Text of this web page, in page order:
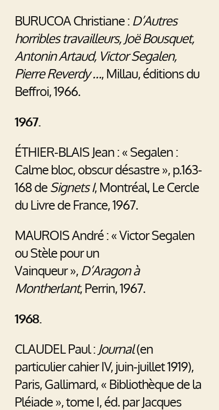
BURUCOA Christiane : D’Autres
horribles travailleurs, Joë Bousquet,
Antonin Artaud, Victor Segalen,
Pierre Reverdy …, Millau, éditions du
Beffroi, 1966.
1967.
ÉTHIER-BLAIS Jean : « Segalen :
Calme bloc, obscur désastre », p.163-
168 de Signets I, Montréal, Le Cercle
du Livre de France, 1967.
MAUROIS André : « Victor Segalen
ou Stèle pour un
Vainqueur », D’Aragon à
Montherlant, Perrin, 1967.
1968.
CLAUDEL Paul : Journal(en
particulier cahier IV, juin-juillet 1919),
Paris, Gallimard, « Bibliothèque de la
Pléiade », tome I, éd. par Jacques